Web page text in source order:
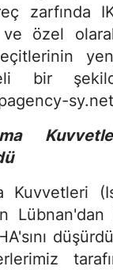
zarfında
özel
bir şekilde
Kuvvetleri